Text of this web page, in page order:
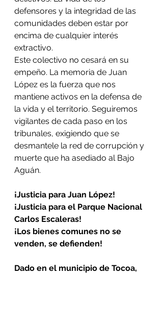
defensores y la integridad de las
comunidades deben estar por
encima de cualquier interés
extractivo.
​Este colectivo no cesará en su
empeño. La memoria de Juan
López es la fuerza que nos
mantiene activos en la defensa de
la vida y el territorio. Seguiremos
vigilantes de cada paso en los
tribunales, exigiendo que se
desmantele la red de corrupción y
muerte que ha asediado al Bajo
Aguán.
¡Justicia para Juan López!
¡Justicia para el Parque Nacional
Carlos Escaleras!
¡Los bienes comunes no se
venden, se defienden!
Dado en el municipio de Tocoa,